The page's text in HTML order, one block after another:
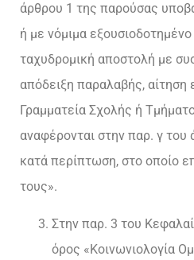
άρθρου 1 της παρούσας
ή με νόμιμα
ταχυδρομική αποστολή με
απόδειξη παραλαβής, αίτηση
Γραμματεία Σχολής ή
αναφέρονται στην παρ. γ
κατά περίπτωση, στο οποίο
τους».
Στην παρ. 3 του
όρος «Κοινωνιολογία